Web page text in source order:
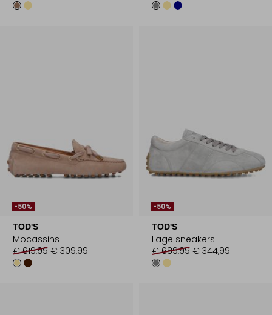
-50%
TOD'S
Mocassins
€ 619,99 € 309,99
-50%
TOD'S
Lage sneakers
€ 689,99 € 344,99